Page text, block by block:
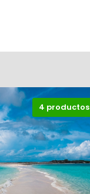
4 productos